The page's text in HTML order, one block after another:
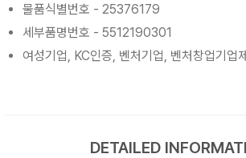
물품식별번호 - 25376179
세부품명번호 - 5512190301
여성기업, KC인증, 벤처기업, 벤처창업기업
DETAILED